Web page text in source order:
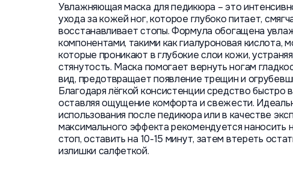
Увлажняющая маска для педикюра – это
ухода за кожей ног, которое глубоко питает,
восстанавливает стопы. Формула обогащена
компонентами, такими как гиалуроновая кислота,
которые проникают в глубокие слои кожи,
стянутость. Маска помогает вернуть ногам
вид, предотвращает появление трещин и
Благодаря лёгкой консистенции средство быстро
оставляя ощущение комфорта и свежести.
использования после педикюра или в качестве
максимального эффекта рекомендуется наносить
стоп, оставить на 10-15 минут, затем втереть
излишки салфеткой.